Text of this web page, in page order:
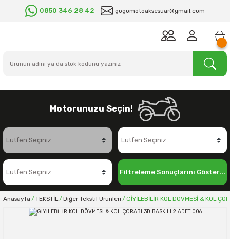
0850 346 28 42 gogomotoaksesuar@gmail.com
Motorunuzu Seçin!
Filtreleme Sonuçlarını Göster...
Anasayfa TEKSTİL Diğer Tekstil Ürünleri GİYİLEBİLİR KOL DÖVMESİ & KOL